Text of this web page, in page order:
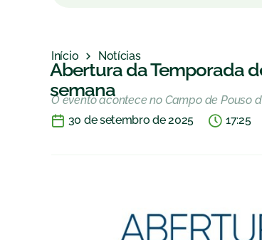
Início Notícias
Abertura da Temporada
semana
O evento acontece no Campo de Pouso
30 de setembro de 2025
17:25